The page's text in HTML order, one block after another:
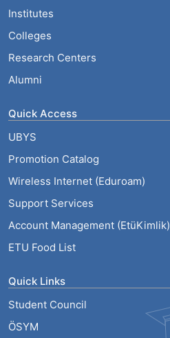
Institutes
Colleges
Research Centers
Alumni
Quick Access
UBYS
Promotion Catalog
Wireless Internet (Eduroam)
Support Services
Account Management (EtüKimlik)
ETU Food List
Quick Links
Student Council
ÖSYM